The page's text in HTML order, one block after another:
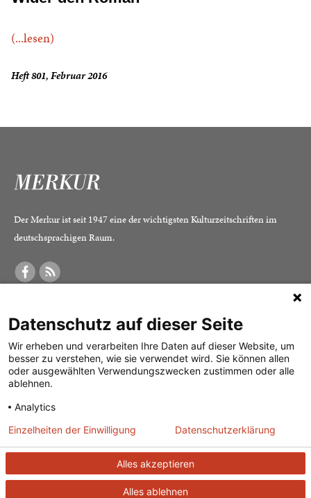
(...lesen)
Heft 801, Februar 2016
Der Merkur ist seit 1947 eine der wichtigsten Kulturzeitschriften im
deutschsprachigen Raum.
Was ist der Merkur?
Herausgeber /
Redaktion
Verlag
Alle Abos im Überblick
Print-Abo
Digital-Abo
Abo kündigen
Vertrag widerrufen
Impressum
Datenschutz
Mediadaten
Datenschutz auf dieser Seite
Wir erheben und verarbeiten Ihre Daten auf dieser Website, um
besser zu verstehen, wie sie verwendet wird. Sie können allen
oder ausgewählten Verwendungszwecken zustimmen oder alle
ablehnen.
Analytics
Alles akzeptieren
Alles ablehnen
Einzelheiten der Einwilligung Datenschutzerklärung